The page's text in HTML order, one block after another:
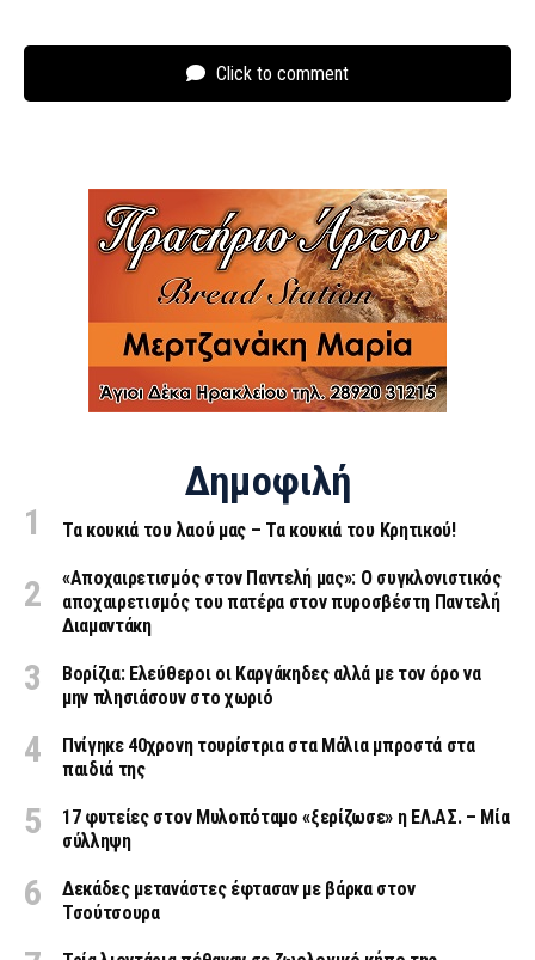
Click to comment
Δημοφιλή
Τα κουκιά του λαού μας – Τα κουκιά του Κρητικού!
«Aποχαιρετισμός στον Παντελή μας»: Ο συγκλονιστικός
αποχαιρετισμός του πατέρα στον πυροσβέστη Παντελή
Διαμαντάκη
Βορίζια: Ελεύθεροι οι Καργάκηδες αλλά με τον όρο να
μην πλησιάσουν στο χωριό
Πνίγηκε 40χρονη τουρίστρια στα Μάλια μπροστά στα
παιδιά της
17 φυτείες στον Μυλοπόταμο «ξερίζωσε» η ΕΛ.ΑΣ. – Μία
σύλληψη
Δεκάδες μετανάστες έφτασαν με βάρκα στον
Τσούτσουρα